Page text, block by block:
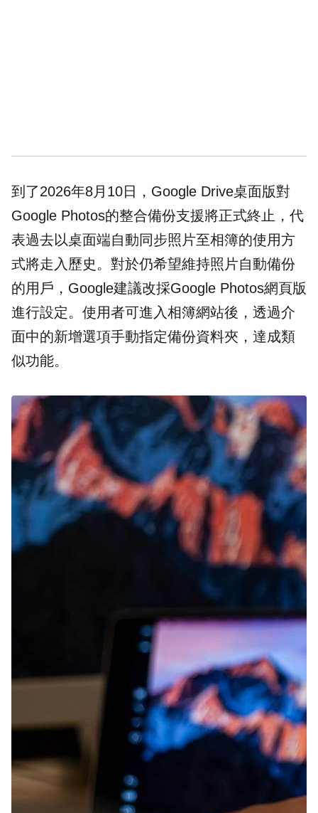
到了2026年8月10日，Google Drive桌面版對
Google Photos的整合備份支援將正式終止，代
表過去以桌面端自動同步照片至相簿的使用方
式將走入歷史。對於仍希望維持照片自動備份
的用戶，Google建議改採Google Photos網頁版
進行設定。使用者可進入相簿網站後，透過介
面中的新增選項手動指定備份資料夾，達成類
似功能。